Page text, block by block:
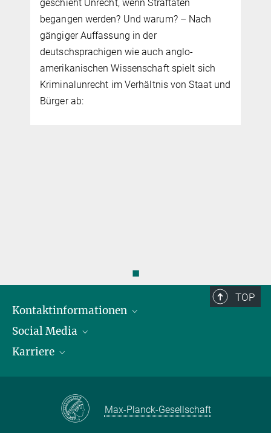
geschieht Unrecht, wenn Straftaten
begangen werden? Und warum? – Nach
gängiger Auffassung in der
deutschsprachigen wie auch anglo-
amerikanischen Wissenschaft spielt sich
Kriminalunrecht im Verhältnis von Staat und
Bürger ab:
◼
TOP
Kontaktinformationen
Öffnungszeiten & Anfahrt
Ansprechpersonen
Social Media
LinkedIn
Karriere
Max Planck Law
Max-Planck-Gesellschaft